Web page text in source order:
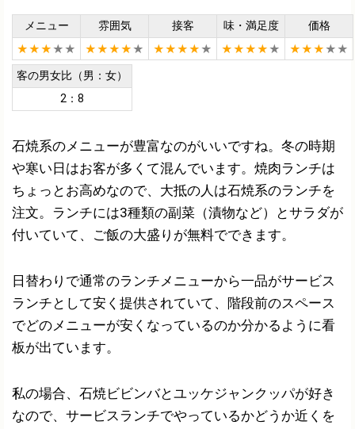
メニュー 雰囲気 接客 味・満足度
価格
★★★ ★★ ★★★★ ★ ★★★★ ★ ★★★★ ★ ★★★ ★★
客の男女比（男：女）
2：8
石焼系のメニューが豊富なのがいいですね。冬の時期
や寒い日はお客が多くて混んでいます。焼肉ランチは
ちょっとお高めなので、大抵の人は石焼系のランチを
注文。ランチには3種類の副菜（漬物など）とサラダが
付いていて、ご飯の大盛りが無料でできます。
日替わりで通常のランチメニューから一品がサービス
ランチとして安く提供されていて、階段前のスペース
でどのメニューが安くなっているのか分かるように看
板が出ています。
私の場合、石焼ビビンバとユッケジャンクッパが好き
なので、サービスランチでやっているかどうか近くを